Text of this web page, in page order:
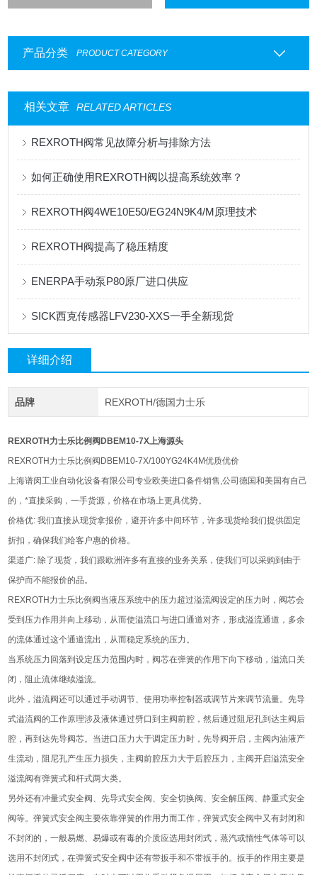
产品分类 PRODUCT CATEGORY
相关文章 RELATED ARTICLES
REXROTH阀常见故障分析与排除方法
如何正确使用REXROTH阀以提高系统效率？
REXROTH阀4WE10E50/EG24N9K4/M原理技术
REXROTH阀提高了稳压精度
ENERPA手动泵P80原厂进口供应
SICK西克传感器LFV230-XXS一手全新现货
详细介绍
品牌 REXROTH/德国力士乐
REXROTH力士乐比例阀DBEM10-7X上海源头
REXROTH力士乐比例阀DBEM10-7X/100YG24K4M优质优价
上海谱闵工业自动化设备有限公司专业欧美进口备件销售,公司德国和美国有自己
的，*直接采购，一手货源，价格在市场上更具优势。
价格优: 我们直接从现货拿报价，避开许多中间环节，许多现货给我们提供固定
折扣，确保我们给客户惠的价格。
渠道广: 除了现货，我们跟欧洲许多有直接的业务关系，使我们可以采购到由于
保护而不能报价的品。
REXROTH力士乐比例阀当液压系统中的压力超过溢流阀设定的压力时，阀芯会
受到压力作用并向上移动，从而使溢流口与进口通道对齐，形成溢流通道，多余
的流体通过这个通道流出，从而稳定系统的压力。
当系统压力回落到设定压力范围内时，阀芯在弹簧的作用下向下移动，溢流口关
闭，阻止流体继续溢流。
此外，溢流阀还可以通过手动调节、使用功率控制器或调节片来调节流量。先导
式溢流阀的工作原理涉及液体通过劈口到主阀前腔，然后通过阻尼孔到达主阀后
腔，再到达先导阀芯。当进口压力大于调定压力时，先导阀开启，主阀内油液产
生流动，阻尼孔产生压力损失，主阀前腔压力大于后腔压力，主阀开启溢流安全
溢流阀有弹簧式和杆式两大类。
另外还有冲量式安全阀、先导式安全阀、安全切换阀、安全解压阀、静重式安全
阀等。弹簧式安全阀主要依靠弹簧的作用力而工作，弹簧式安全阀中又有封闭和
不封闭的，一般易燃、易爆或有毒的介质应选用封闭式，蒸汽或惰性气体等可以
选用不封闭式，在弹簧式安全阀中还有带扳手和不带扳手的。扳手的作用主要是